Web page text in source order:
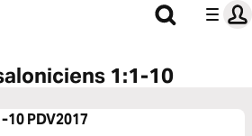
1:1-10
10PDV2017